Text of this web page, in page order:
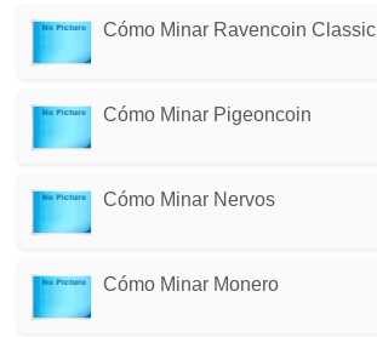
Cómo Minar Ravencoin Classic
Cómo Minar Pigeoncoin
Cómo Minar Nervos
Cómo Minar Monero